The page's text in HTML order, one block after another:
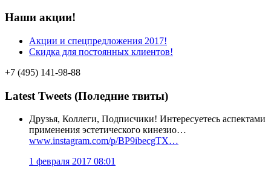
Наши акции!
Акции и спецпредложения 2017!
Скидка для постоянных клиентов!
+7 (495) 141-98-88
Latest Tweets (Поледние твиты)
Друзья, Коллеги, Подписчики! Интересуетесь аспектами
применения эстетического кинезио…
www.instagram.com/p/BP9ibecgTX…
1 февраля 2017 08:01